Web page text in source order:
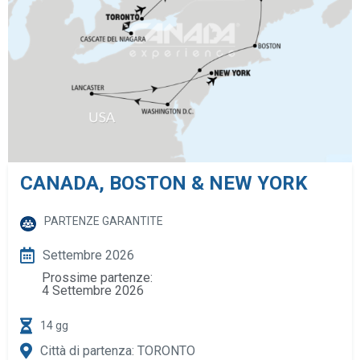
CANADA, BOSTON & NEW YORK
PARTENZE GARANTITE
Settembre 2026
Prossime partenze:
4 Settembre 2026
14 gg
Città di partenza: TORONTO